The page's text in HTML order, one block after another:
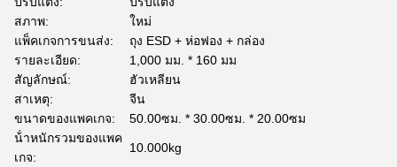
สภาพ:
ใหม่
แพ็คเกจการขนส่ง:
ถุง ESD + ห่อฟอง + กล่อง
รายละเอียด:
1,000 มม. * 160 มม
สัญลักษณ์:
ฮัวเหลียน
สาเหตุ:
จีน
ขนาดของแพคเกจ:
50.00ซม. * 30.00ซม. * 20.00ซม
น้ําหนักรวมของแพค
เกจ:
10.000kg